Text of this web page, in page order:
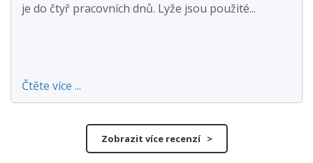
je do čtyř pracovních dnů. Lyže jsou použité...
Čtěte více ...
Zobrazit více recenzí >